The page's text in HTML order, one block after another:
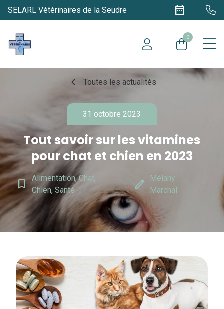
SELARL Vétérinaires de la Seudre date_range
0
chevron_left Toutes les actualités
31 octobre 2023
Tout savoir sur les vitamines
pour chat et chien en 2023
bookmark_border Alimentation, Chat,
Chien, Santé
edit
Mélany
Marchal